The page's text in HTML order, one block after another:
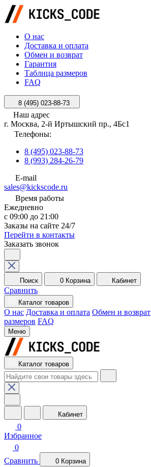
О нас
Доставка и оплата
Обмен и возврат
Гарантия
Таблица размеров
FAQ
8 (495) 023-88-73
Наш адрес
г. Москва, 2-й Иртышский пр., 4Бс1
Телефоны:
8 (495) 023-88-73
8 (993) 284-26-79
E-mail
sales@kickscode.ru
Время работы
Ежедневно
с 09:00 до 21:00
Заказы на сайте 24/7
Перейти в контакты
Заказать звонок
Поиск 0 Корзина Кабинет
Сравнить
Каталог товаров
О нас Доставка и оплата Обмен и возврат
размеров FAQ
Меню
Каталог товаров
Кабинет
0
Избранное
0
Сравнить
0 Корзина